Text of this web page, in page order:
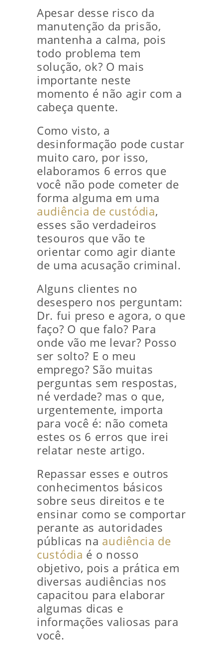
Apesar desse risco da
manutenção da prisão,
mantenha a calma, pois
todo problema tem
solução, ok? O mais
importante neste
momento é não agir com a
cabeça quente.
Como visto, a
desinformação pode custar
muito caro, por isso,
elaboramos 6 erros que
você não pode cometer de
forma alguma em uma
audiência de custódia,
esses são verdadeiros
tesouros que vão te
orientar como agir diante
de uma acusação criminal.
Alguns clientes no
desespero nos perguntam:
Dr. fui preso e agora, o que
faço? O que falo? Para
onde vão me levar? Posso
ser solto? E o meu
emprego? São muitas
perguntas sem respostas,
né verdade? mas o que,
urgentemente, importa
para você é: não cometa
estes os 6 erros que irei
relatar neste artigo.
Repassar esses e outros
conhecimentos básicos
sobre seus direitos e te
ensinar como se comportar
perante as autoridades
públicas na audiência de
custódia é o nosso
objetivo, pois a prática em
diversas audiências nos
capacitou para elaborar
algumas dicas e
informações valiosas para
você.